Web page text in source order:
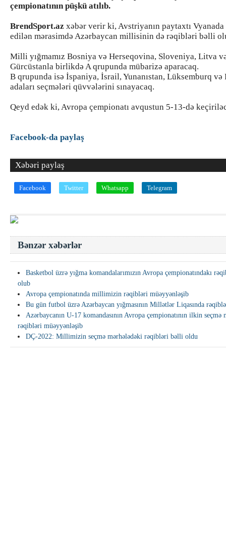
çempionatının püşkü atılıb.
BrendSport.az xəbər verir ki, Avstriyanın paytaxtı
edilən mərasimdə Azərbaycan millisinin də rəqibləri bəlli
Milli yığmamız Bosniya və Herseqovina, Sloveniya, Litva
Gürcüstanla birlikdə A qrupunda mübarizə aparacaq.
B qrupunda isə İspaniya, İsrail, Yunanıstan, Lüksemburq və
adaları seçmələri qüvvələrini sınayacaq.
Qeyd edək ki, Avropa çempionatı avqustun 5-13-də
Facebook-da paylaş
Xəbəri paylaş
Facebook Twitter Whatsapp Telegram
Bənzər xəbərlər
Basketbol üzrə yığma komandalarımızın Avropa çempionatındakı
olub
Avropa çempionatında millimizin rəqibləri müəyyənləşib
Bu gün futbol üzrə Azərbaycan yığmasının Millətlər Liqasında
Azərbaycanın U-17 komandasının Avropa çempionatının ilkin seçmə
rəqibləri müəyyənləşib
DÇ-2022: Millimizin seçmə mərhələdəki rəqibləri bəlli oldu